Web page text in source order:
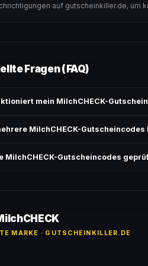
auf gutscheinkiller.de, um
Fragen (FAQ)
mein MilchCHECK-
findest du unter „Details".
MilchCHECK-Gutscheincodes
sofern die Angebotsbedingungen
MilchCHECK-Gutscheincodes
MARKE · GUTSCHEINKILLER.DE